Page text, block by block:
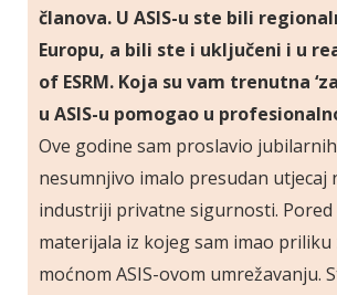
članova. U ASIS-u ste bili
Europu, a bili ste i uključeni i u
of ESRM. Koja su vam trenutna
u ASIS-u pomogao u
Ove godine sam proslavio
nesumnjivo imalo presudan
industriji privatne sigurnosti.
materijala iz kojeg sam imao
moćnom ASIS-ovom umrežavanju.